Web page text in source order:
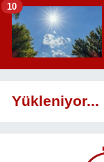
10
Yükleniyor...